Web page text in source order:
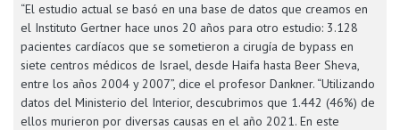
“El estudio actual se basó en una base de datos que creamos en
el Instituto Gertner hace unos 20 años para otro estudio: 3.128
pacientes cardíacos que se sometieron a cirugía de bypass en
siete centros médicos de Israel, desde Haifa hasta Beer Sheva,
entre los años 2004 y 2007”, dice el profesor Dankner. “Utilizando
datos del Ministerio del Interior, descubrimos que 1.442 (46%) de
ellos murieron por diversas causas en el año 2021. En este